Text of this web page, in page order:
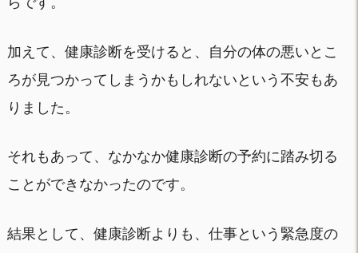
加えて、健康診断を受けると、自分の体の悪いとこ
ろが見つかってしまうかもしれないという不安もあ
りました。
それもあって、なかなか健康診断の予約に踏み切る
ことができなかったのです。
結果として、健康診断よりも、仕事という緊急度の